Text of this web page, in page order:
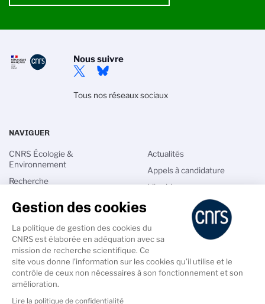
Nous suivre
Tous nos réseaux sociaux
NAVIGUER
CNRS Écologie &
Environnement
Recherche
International
Talents
Actualités
Appels à candidature
Librairie
Espace Labos
Gestion des cookies
La politique de gestion des cookies du
CNRS est élaborée en adéquation avec sa
mission de recherche scientifique. Ce
site vous donne l’information sur les cookies qu’il utilise et le
contrôle de ceux non nécessaires à son fonctionnement et son
amélioration.
Lire la politique de confidentialité